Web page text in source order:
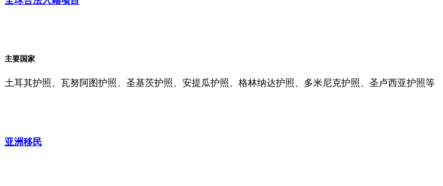
主要国家
土耳其护照、瓦努阿图护照、圣基茨护照、安提瓜护照、格林纳达护照、多米尼克护照、圣卢西亚护照等
亚洲移民